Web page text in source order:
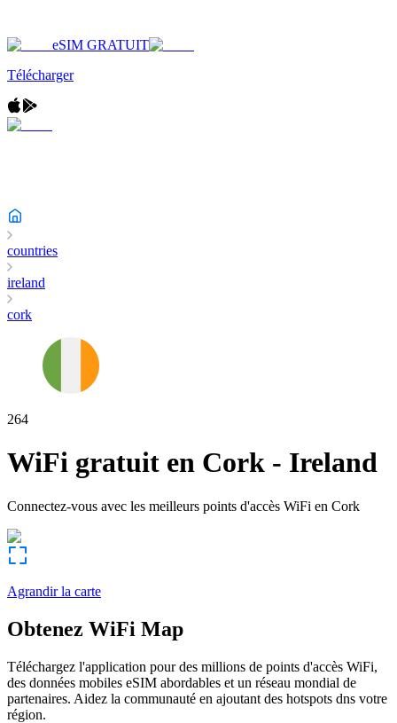
eSIM GRATUIT
Télécharger
countries
ireland
cork
264
WiFi gratuit en Cork - Ireland
Connectez-vous avec les meilleurs points d'accès WiFi en Cork
Agrandir la carte
Obtenez WiFi Map
Téléchargez l'application pour des millions de points d'accès WiFi,
des données mobiles eSIM abordables et un réseau mondial de
partenaires. Aidez la communauté en ajoutant des hotspots dns votre
région.